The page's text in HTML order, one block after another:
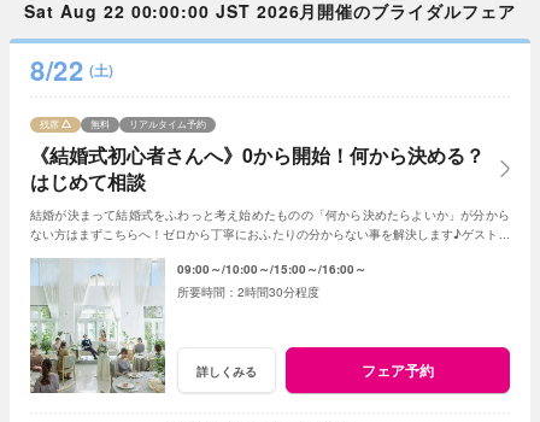
Sat Aug 22 00:00:00 JST 2026月開催のブライダルフェア
8/22 (土)
《結婚式初心者さんへ》0から開始！何から決める？
はじめて相談
残席 無料 リアルタイム予約
結婚が決まって結婚式をふわっと考え始めたものの「何から決めたらよいか」が分から
ない方はまずこちらへ！ゼロから丁寧におふたりの分からない事を解決します♪ゲスト人
09:00～ 10:00～ 15:00～ 16:00～
2時間30分程度
詳しくみる フェア予約